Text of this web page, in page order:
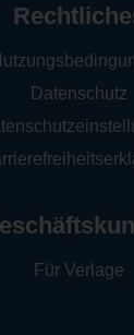
Datenschutz
Für Verlage